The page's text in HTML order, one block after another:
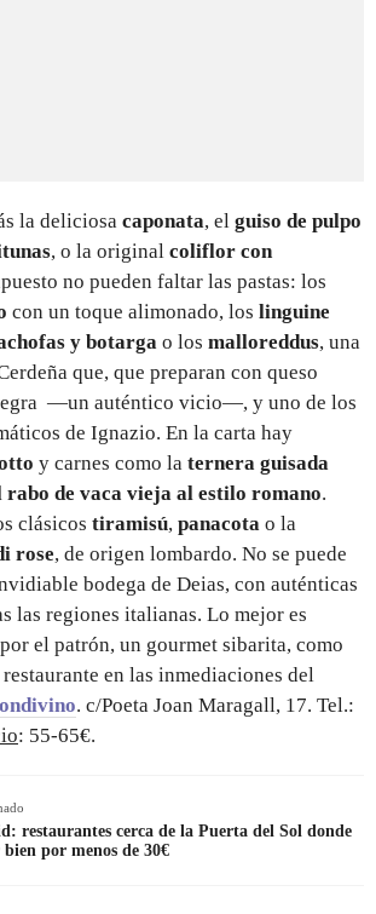
la deliciosa caponata, el guiso de pulpo
, o la original coliflor con
no pueden faltar las pastas: los
con un toque alimonado, los linguine
y botarga o los malloreddus, una
que, que preparan con queso
—un auténtico vicio—, y uno de los
de Ignazio. En la carta hay
y carnes como la ternera guisada
rabo de vaca vieja al estilo romano.
clásicos tiramisú, panacota o la
rose, de origen lombardo. No se puede
bodega de Deias, con auténticas
las regiones italianas. Lo mejor es
el patrón, un gourmet sibarita, como
restaurante en las inmediaciones del
. c/Poeta Joan Maragall, 17. Tel.:
: 55-65€.
restaurantes cerca de la Puerta del Sol donde
bien por menos de 30€